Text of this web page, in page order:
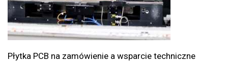
Płytka PCB na zamówienie a wsparcie techniczne